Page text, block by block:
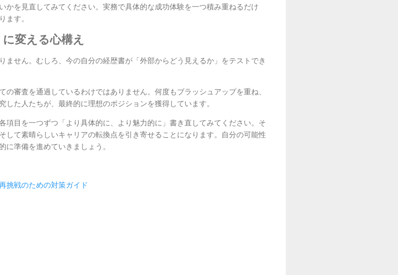
かを見直してみてください。実務で具体的な成功体験を一つ積み重ねるだけ
ます。
変える心構え
ません。むしろ、今の自分の経歴書が「外部からどう見えるか」をテストでき
の審査を通過しているわけではありません。何度もブラッシュアップを重ね、
した人たちが、最終的に理想のポジションを獲得しています。
項目を一つずつ「より具体的に、より魅力的に」書き直してみてください。そ
して素晴らしいキャリアの転換点を引き寄せることになります。自分の可能性
に準備を進めていきましょう。
挑戦のための対策ガイド